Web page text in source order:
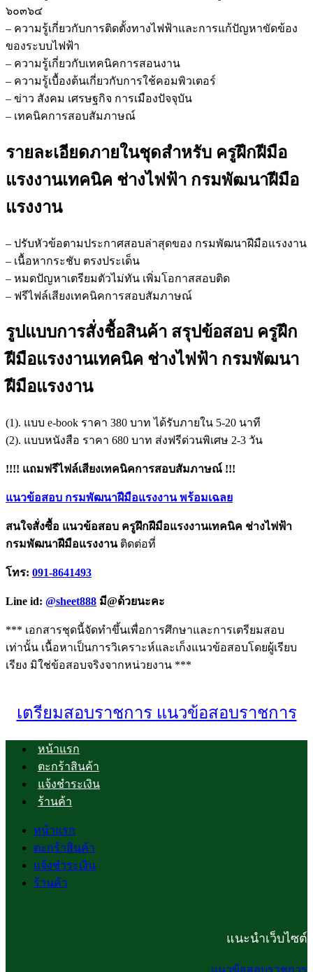
๖๐๓๖๔
– ความรู้เกี่ยวกับการติดตั้งทางไฟฟ้าและการแก้ปัญหาขัดข้อง
ของระบบไฟฟ้า
– ความรู้เกี่ยวกับเทคนิคการสอนงาน
– ความรู้เบื้องต้นเกี่ยวกับการใช้คอมพิวเตอร์
– ข่าว สังคม เศรษฐกิจ การเมืองปัจจุบัน
– เทคนิคการสอบสัมภาษณ์
รายละเอียดภายในชุดสำหรับ ครูฝึกฝีมือ
แรงงานเทคนิค ช่างไฟฟ้า กรมพัฒนาฝีมือ
แรงงาน
– ปรับหัวข้อตามประกาศสอบล่าสุดของ กรมพัฒนาฝีมือแรงงาน
– เนื้อหากระชับ ตรงประเด็น
– หมดปัญหาเตรียมตัวไม่ทัน เพิ่มโอกาสสอบติด
– ฟรีไฟล์เสียงเทคนิคการสอบสัมภาษณ์
รูปแบบการสั่งชื้อสินค้า สรุปข้อสอบ ครูฝึก
ฝีมือแรงงานเทคนิค ช่างไฟฟ้า กรมพัฒนา
ฝีมือแรงงาน
(1). แบบ e-book ราคา 380 บาท ได้รับภายใน 5-20 นาที
(2). แบบหนังสือ ราคา 680 บาท ส่งฟรีด่วนพิเศษ 2-3 วัน
!!!! แถมฟรีไฟล์เสียงเทคนิคการสอบสัมภาษณ์ !!!
แนวข้อสอบ กรมพัฒนาฝีมือแรงงาน พร้อมเฉลย
สนใจสั่งซื้อ แนวข้อสอบ ครูฝึกฝีมือแรงงานเทคนิค ช่างไฟฟ้า
กรมพัฒนาฝีมือแรงงาน ติดต่อที่
โทร: 091-8641493
Line id: @sheet888 มี@ด้วยนะคะ
*** เอกสารชุดนี้จัดทำขึ้นเพื่อการศึกษาและการเตรียมสอบ
เท่านั้น เนื้อหาเป็นการวิเคราะห์และเก็งแนวข้อสอบโดยผู้เรียบ
เรียง มิใช่ข้อสอบจริงจากหน่วยงาน ***
เตรียมสอบราชการ แนวข้อสอบราชการ
หน้าแรก
ตะกร้าสินค้า
แจ้งชำระเงิน
ร้านค้า
หน้าแรก
ตะกร้าสินค้า
แจ้งชำระเงิน
ร้านค้า
แนะนำเว็บไซต์